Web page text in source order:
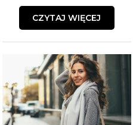
CZYTAJ WIĘCEJ